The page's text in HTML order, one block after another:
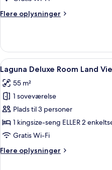
Bedrooms
Flere oplysninger
Flere
Presidential
Villa
5
Bedrooms
Indlæs
alle
billeder
af
Laguna
Deluxe
Room
View
4
Laguna Deluxe Room Land
55 m²
1 soveværelse
Plads til 3 personer
1 kingsize-seng ELLER 2
Gratis Wi-Fi
Flere oplysninger
Flere